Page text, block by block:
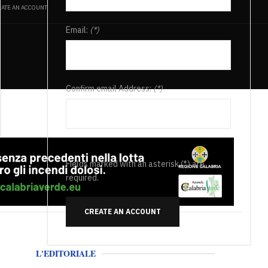
AN ACCOUNT
Email: (*)
Confirm email Address:(*)
Fields marked with an asterisk (*) are
required.
CREATE AN ACCOUNT
L'EDITORIALE